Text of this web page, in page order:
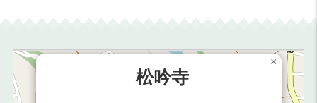
松吟寺
×